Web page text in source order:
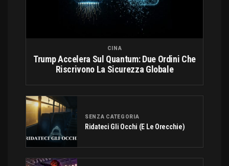
CINA
Trump Accelera Sul Quantum: Due Ordini Che
Riscrivono La Sicurezza Globale
SENZA CATEGORIA
Ridateci Gli Occhi (e Le Orecchie)